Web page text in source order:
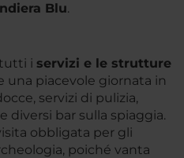
Blu.
i servizi e le strutture
una piacevole giornata in
servizi di pulizia,
diversi bar sulla spiaggia.
obbligata per gli
poiché vanta